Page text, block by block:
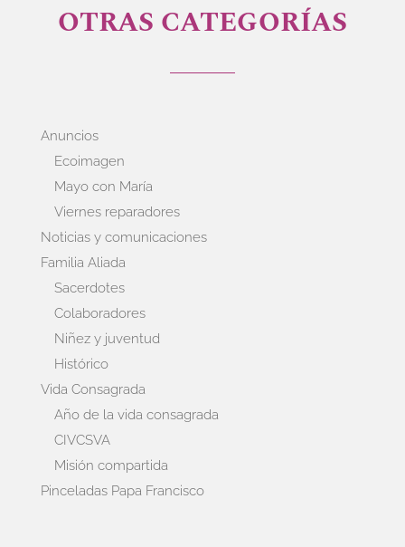
OTRAS CATEGORÍAS
Anuncios
Ecoimagen
Mayo con María
Viernes reparadores
Noticias y comunicaciones
Familia Aliada
Sacerdotes
Colaboradores
Niñez y juventud
Histórico
Vida Consagrada
Año de la vida consagrada
CIVCSVA
Misión compartida
Pinceladas Papa Francisco